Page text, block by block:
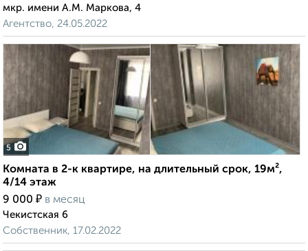
мкр. имени А.М. Маркова, 4
Агентство, 24.05.2022
5
Комната в 2-к квартире, на длительный срок, 19м²,
4/14 этаж
9 000 ₽ в месяц
Чекистская 6
Собственник, 17.02.2022